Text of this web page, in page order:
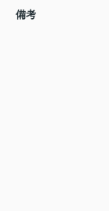
備考